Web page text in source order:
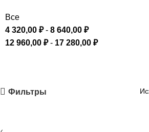
Все
4 320,00 ₽- 8 640,00 ₽
12 960,00 ₽- 17 280,00 ₽
Фильтры